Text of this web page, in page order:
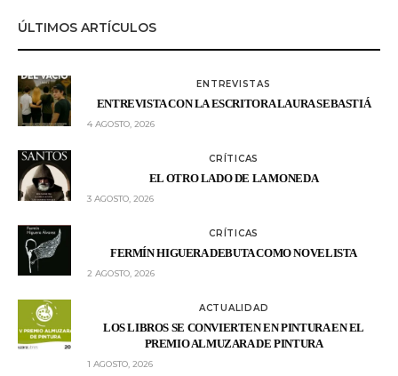
ÚLTIMOS ARTÍCULOS
ENTREVISTAS
ENTREVISTA CON LA ESCRITORA LAURA SEBASTIÁ
4 AGOSTO, 2026
CRÍTICAS
EL OTRO LADO DE LA MONEDA
3 AGOSTO, 2026
CRÍTICAS
FERMÍN HIGUERA DEBUTA COMO NOVELISTA
2 AGOSTO, 2026
ACTUALIDAD
LOS LIBROS SE CONVIERTEN EN PINTURA EN EL
PREMIO ALMUZARA DE PINTURA
1 AGOSTO, 2026